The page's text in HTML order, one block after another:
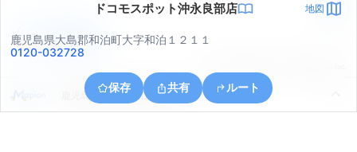
ドコモスポット沖永良部店 地図
鹿児島県大島郡和泊町大字和泊１２１１
0120-032728
保存 共有 ルート
鹿児島県大島郡和泊町喜美留
アプリで見る